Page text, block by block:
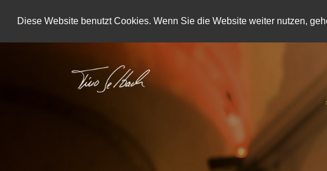
Diese Website benutzt Cookies. Wenn Sie die Website weiter nutzen,